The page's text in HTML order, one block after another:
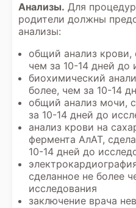
Анализы. Для
родители должны
анализы:
общий анализ крови,
чем за 10-14 дней до
биохимический
более, чем за 10-14
общий анализ мочи,
за 10-14 дней до
анализ крови на
фермента АлАТ,
10-14 дней до
сделанное не более
исследования
заключение врача